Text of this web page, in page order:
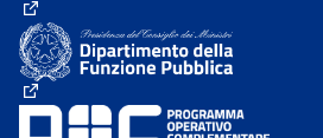
(Collegamento esterno)
(Collegamento esterno)